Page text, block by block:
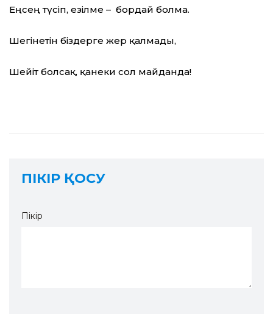
Еңсең түсіп, езілме – бордай болма.
Шегінетін біздерге жер қалмады,
Шейіт болсақ, қанеки сол майданда!
ПІКІР ҚОСУ
Пікір